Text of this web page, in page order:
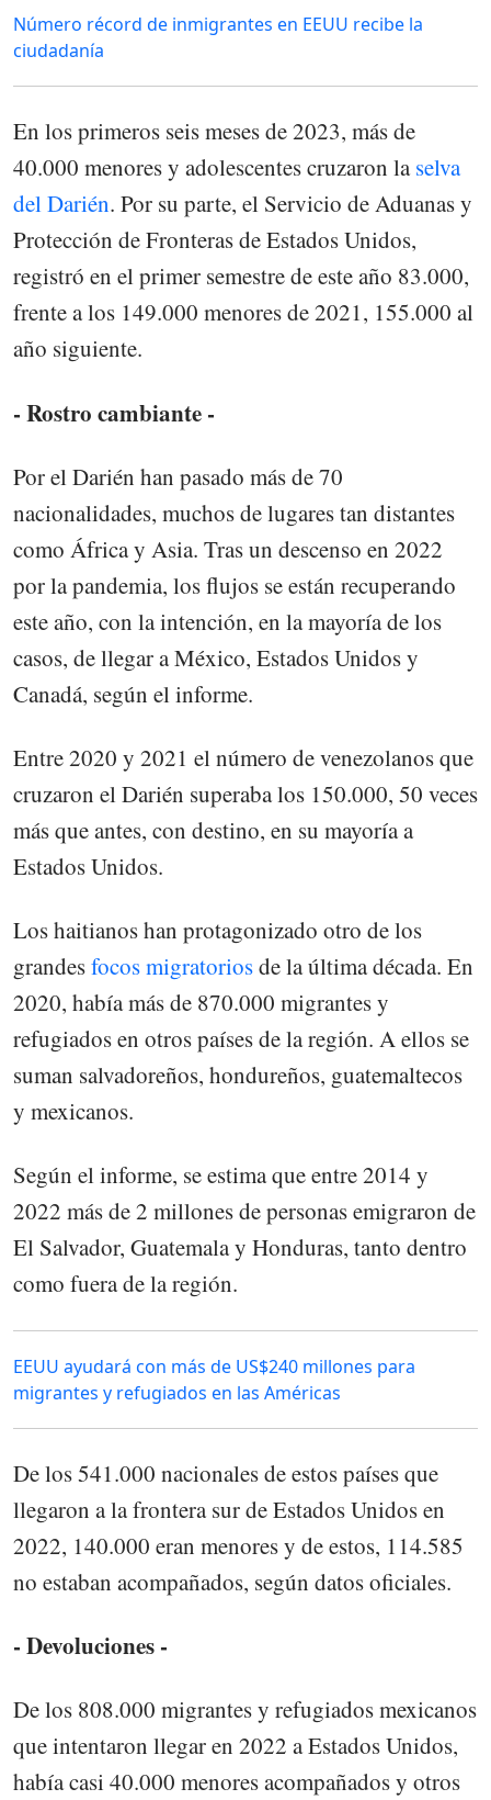
Número récord de inmigrantes en EEUU recibe la
ciudadanía
En los primeros seis meses de 2023, más de
40.000 menores y adolescentes cruzaron laselva
del Darién. Por su parte, el Servicio de Aduanas y
Protección de Fronteras de Estados Unidos,
registró en el primer semestre de este año 83.000,
frente a los 149.000 menores de 2021, 155.000 al
año siguiente.
- Rostro cambiante -
Por el Darién han pasado más de 70
nacionalidades, muchos de lugares tan distantes
como África y Asia. Tras un descenso en 2022
por la pandemia, los flujos se están recuperando
este año, con la intención, en la mayoría de los
casos, de llegar a México, Estados Unidos y
Canadá, según el informe.
Entre 2020 y 2021 el número de venezolanos que
cruzaron el Darién superaba los 150.000, 50 veces
más que antes, con destino, en su mayoría a
Estados Unidos.
Los haitianos han protagonizado otro de los
grandesfocos migratoriosde la última década. En
2020, había más de 870.000 migrantes y
refugiados en otros países de la región. A ellos se
suman salvadoreños, hondureños, guatemaltecos
y mexicanos.
Según el informe, se estima que entre 2014 y
2022 más de 2 millones de personas emigraron de
El Salvador, Guatemala y Honduras, tanto dentro
como fuera de la región.
EEUU ayudará con más de US$240 millones para
migrantes y refugiados en las Américas
De los 541.000 nacionales de estos países que
llegaron a la frontera sur de Estados Unidos en
2022, 140.000 eran menores y de estos, 114.585
no estaban acompañados, según datos oficiales.
- Devoluciones -
De los 808.000 migrantes y refugiados mexicanos
que intentaron llegar en 2022 a Estados Unidos,
había casi 40.000 menores acompañados y otros